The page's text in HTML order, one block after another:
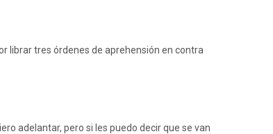
librar tres órdenes de aprehensión en contra
adelantar, pero si les puedo decir que se van